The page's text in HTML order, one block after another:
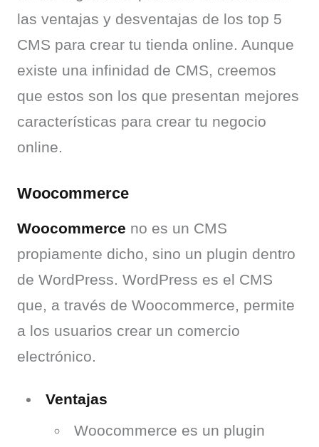
las ventajas y desventajas de los top 5
CMS para crear tu tienda online. Aunque
existe una infinidad de CMS, creemos
que estos son los que presentan mejores
características para crear tu negocio
online.
Woocommerce
Woocommerce no es un CMS
propiamente dicho, sino un plugin dentro
de WordPress. WordPress es el CMS
que, a través de Woocommerce, permite
a los usuarios crear un comercio
electrónico.
Ventajas
Woocommerce es un plugin